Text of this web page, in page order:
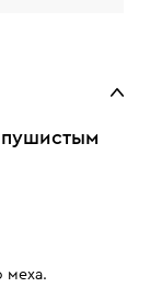
пушистым
меха.